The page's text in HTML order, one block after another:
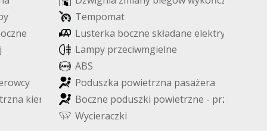
y Tempomat
oczne Lusterka boczne składane elektry
j Lampy przeciwmgielne
ABS
rowcy Poduszka powietrzna pasażera
trzna kier y Boczne poduszki powietrzne - prz
Wycieraczki